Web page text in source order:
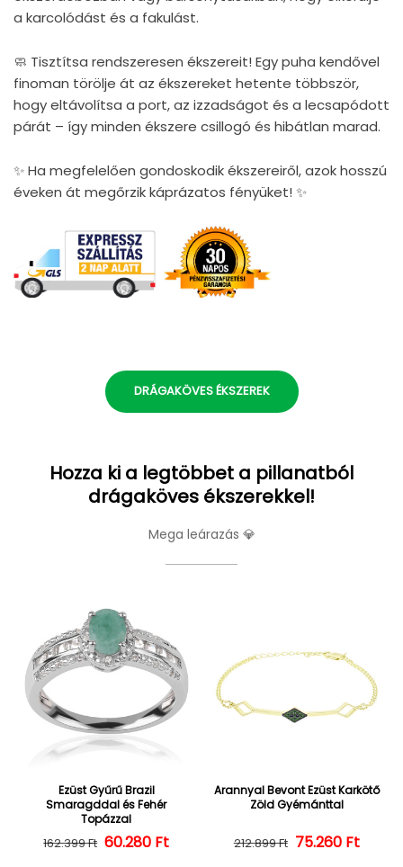
a karcolódást és a fakulást.
🧼 Tisztítsa rendszeresen ékszereit! Egy puha kendővel
finoman törölje át az ékszereket hetente többször,
hogy eltávolítsa a port, az izzadságot és a lecsapódott
párát – így minden ékszere csillogó és hibátlan marad.
✨ Ha megfelelően gondoskodik ékszereiről, azok hosszú
éveken át megőrzik káprázatos fényüket! ✨
DRÁGAKÖVES ÉKSZEREK
Hozza ki a legtöbbet a pillanatból
drágaköves ékszerekkel!
Mega leárazás 💎
Ezüst Gyűrű Brazil
Smaragddal és Fehér
Topázzal
Normál ár
162.399 Ft Kedvezményes ár
60.280 Ft
Arannyal Bevont Ezüst Karkötő
Zöld Gyémánttal
Normál ár
212.899 Ft 75.260 Ft